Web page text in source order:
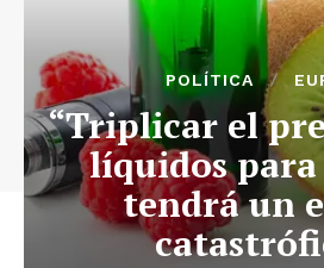
POLÍTICA
“Triplicar el
líquidos
tendrá un